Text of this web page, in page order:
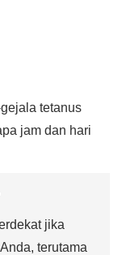
tetanus
jam dan hari
jika
terutama